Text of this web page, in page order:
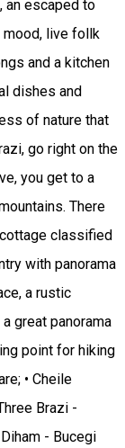
an escaped to
mood, live follk
and a kitchen
dishes and
of nature that
go right on the
you get to a
There
classified
with panorama
a rustic
great panorama
point for hiking
• Cheile
Brazi -
- Bucegi